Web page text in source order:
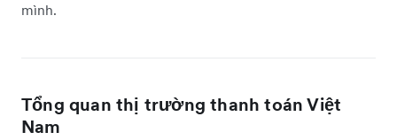
mình.
Tổng quan thị trường thanh toán Việt
Nam